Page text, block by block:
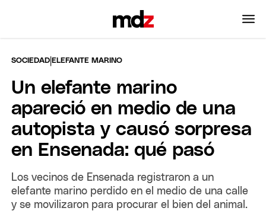
SOCIEDAD |ELEFANTE MARINO
Un elefante marino
apareció en medio de una
autopista y causó sorpresa
en Ensenada: qué pasó
Los vecinos de Ensenada registraron a un
elefante marino perdido en el medio de una calle
y se movilizaron para procurar el bien del animal.